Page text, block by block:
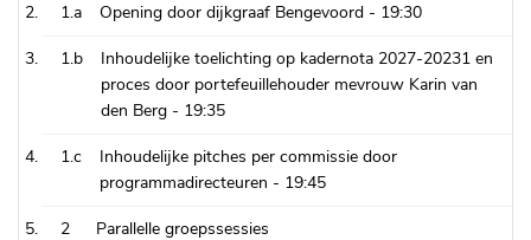
1.a Opening door dijkgraaf Bengevoord - 19:30
1.b
Inhoudelijke toelichting op kadernota 2027-20231 en
proces door portefeuillehouder mevrouw Karin van
den Berg - 19:35
1.c
Inhoudelijke pitches per commissie door
programmadirecteuren - 19:45
2 Parallelle groepssessies